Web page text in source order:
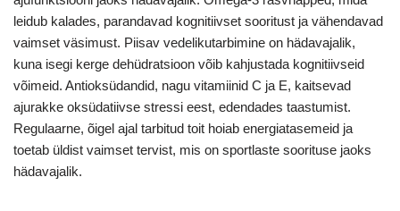
leidub kalades, parandavad kognitiivset sooritust ja vähendavad
vaimset väsimust. Piisav vedelikutarbimine on hädavajalik,
kuna isegi kerge dehüdratsioon võib kahjustada kognitiivseid
võimeid. Antioksüdandid, nagu vitamiinid C ja E, kaitsevad
ajurakke oksüdatiivse stressi eest, edendades taastumist.
Regulaarne, õigel ajal tarbitud toit hoiab energiatasemeid ja
toetab üldist vaimset tervist, mis on sportlaste soorituse jaoks
hädavajalik.